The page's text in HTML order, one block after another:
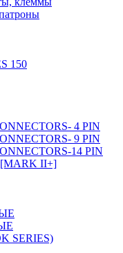
150
4 PIN
9 PIN
14 PIN
[MARK II+]
SERIES)